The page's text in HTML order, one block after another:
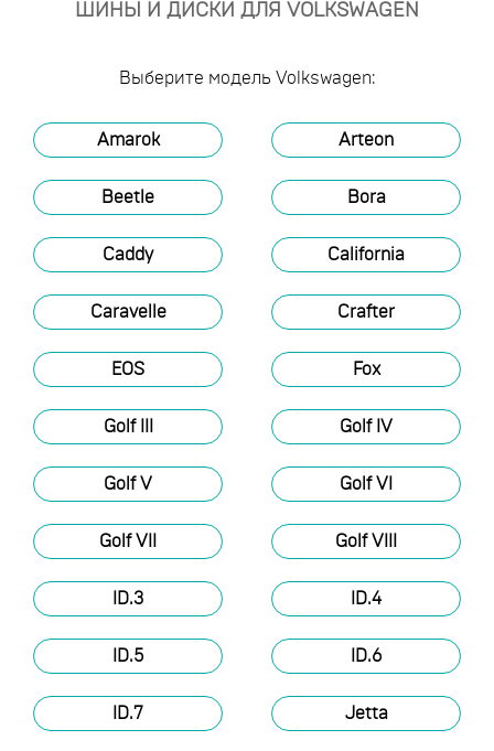
ШИНЫ И ДИСКИ ДЛЯ VOLKSWAGEN
Выберите модель Volkswagen:
Amarok Arteon
Beetle Bora
Caddy California
Caravelle Crafter
EOS Fox
Golf III Golf IV
Golf V Golf VI
Golf VII Golf VIII
ID.3 ID.4
ID.5 ID.6
ID.7 Jetta